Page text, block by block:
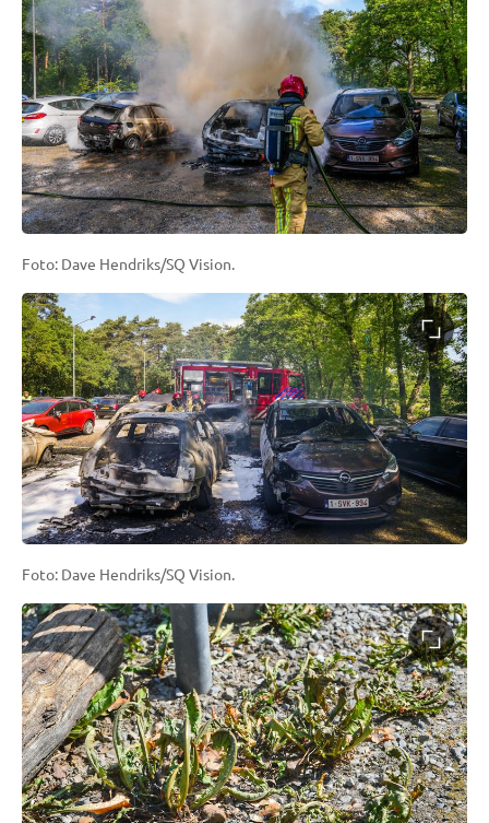
Foto: Dave Hendriks/SQ Vision.
Foto: Dave Hendriks/SQ Vision.